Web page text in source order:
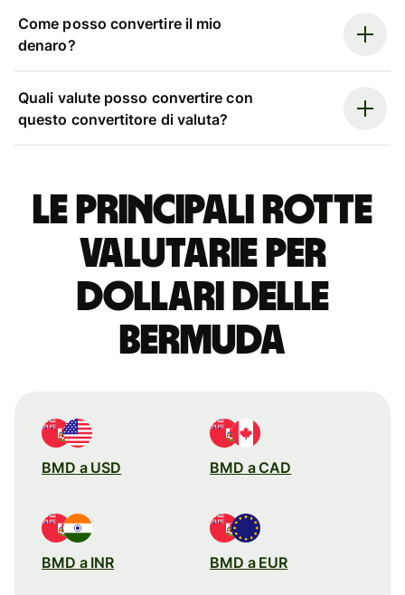
Come posso convertire il mio
denaro?
Quali valute posso convertire con
questo convertitore di valuta?
Le principali rotte
valutarie per
dollari delle
Bermuda
BMD a USD BMD a CAD
BMD a INR BMD a EUR